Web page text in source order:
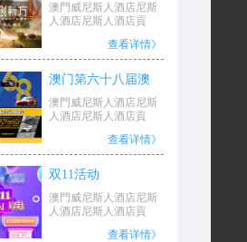
澳門威尼斯人酒店尼斯
人酒店尼斯人酒店貢
查看详情》
澳门第六十八届澳
门格兰披治大赛车
澳門威尼斯人酒店尼斯
人酒店尼斯人酒店貢
查看详情》
双11活动
澳門威尼斯人酒店尼斯
人酒店尼斯人酒店貢
查看详情》